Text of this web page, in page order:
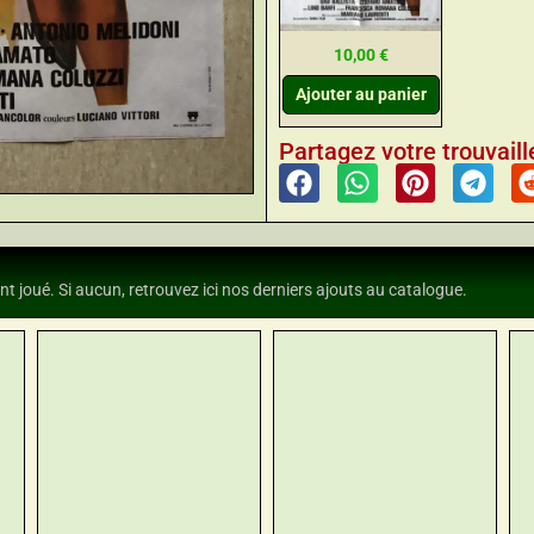
10,00€
Ajouter au panier
Partagez votre
joué. Si aucun, retrouvez ici nos derniers ajouts au catalogue.